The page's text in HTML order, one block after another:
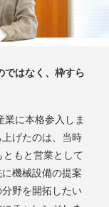
ではなく、枠すら
に本格参入しま
げたのは、当時
もと営業として
機械設備の提案
野を開拓したい